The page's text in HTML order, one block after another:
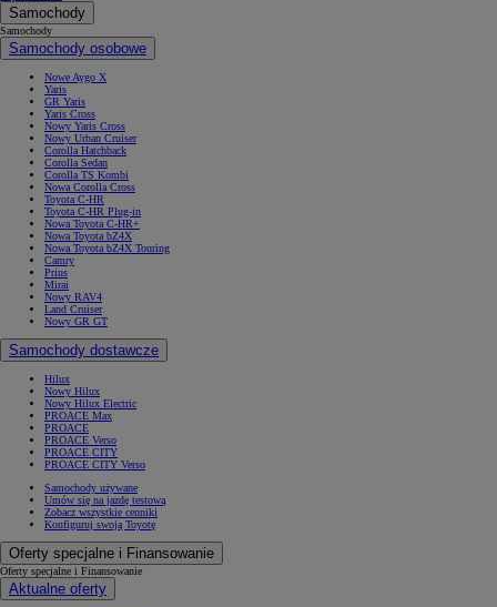
Samochody
Samochody
Samochody osobowe
Nowe Aygo X
Yaris
GR Yaris
Yaris Cross
Nowy Yaris Cross
Nowy Urban Cruiser
Corolla Hatchback
Corolla Sedan
Corolla TS Kombi
Nowa Corolla Cross
Toyota C-HR
Toyota C-HR Plug-in
Nowa Toyota C-HR+
Nowa Toyota bZ4X
Nowa Toyota bZ4X Touring
Camry
Prius
Mirai
Nowy RAV4
Land Cruiser
Nowy GR GT
Samochody dostawcze
Hilux
Nowy Hilux
Nowy Hilux Electric
PROACE Max
PROACE
PROACE Verso
PROACE CITY
PROACE CITY Verso
Samochody używane
Umów się na jazdę testową
Zobacz wszystkie cenniki
Konfiguruj swoją Toyotę
Oferty specjalne i Finansowanie
Oferty specjalne i Finansowanie
Aktualne oferty